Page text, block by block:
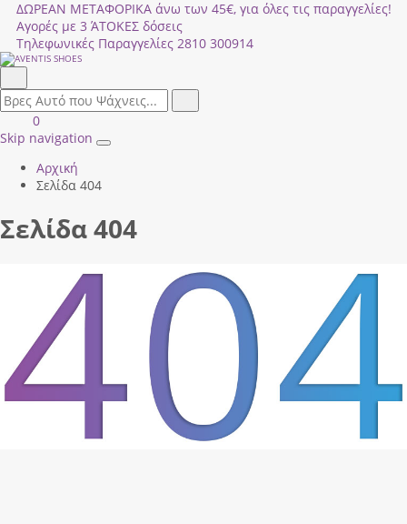
ΔΩΡΕΑΝ ΜΕΤΑΦΟΡΙΚΑ άνω των 45€, για όλες τις παραγγελίες!
Αγορές με 3 ΆΤΟΚΕΣ δόσεις
Τηλεφωνικές Παραγγελίες 2810 300914
field.search
Είσοδος
|
ΚΑΛΑΘΙ
ΑΓΟΡΩΝ
0
Skip navigation
Toggle
Αρχική
Σελίδα 404
Σελίδα 404